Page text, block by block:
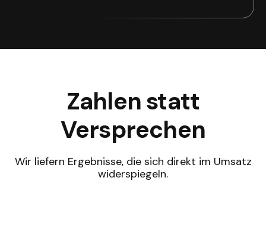
Zahlen statt
Versprechen
Wir liefern Ergebnisse, die sich direkt im Umsatz
widerspiegeln.